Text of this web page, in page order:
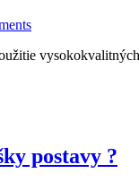
postavy ?